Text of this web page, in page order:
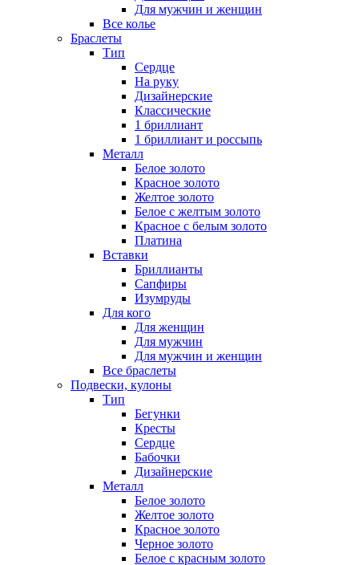
Для мужчин и женщин
Все колье
Браслеты
Тип
Сердце
На руку
Дизайнерские
Классические
1 бриллиант
1 бриллиант и россыпь
Металл
Белое золото
Красное золото
Желтое золото
Белое с желтым золото
Красное с белым золото
Платина
Вставки
Бриллианты
Сапфиры
Изумруды
Для кого
Для женщин
Для мужчин
Для мужчин и женщин
Все браслеты
Подвески, кулоны
Тип
Бегунки
Кресты
Сердце
Бабочки
Дизайнерские
Металл
Белое золото
Желтое золото
Красное золото
Черное золото
Белое с красным золото